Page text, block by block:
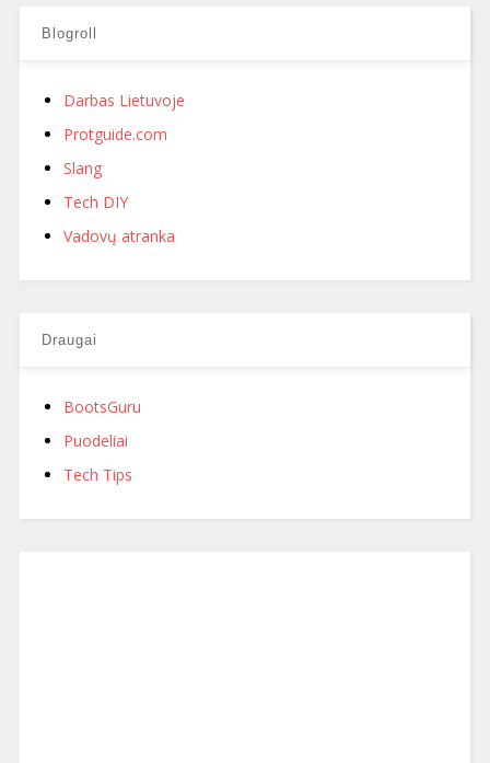
Blogroll
Darbas Lietuvoje
Protguide.com
Slang
Tech DIY
Vadovų atranka
Draugai
BootsGuru
Puodeliai
Tech Tips